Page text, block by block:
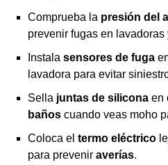
Comprueba la presión del
prevenir fugas en
Instala sensores de fuga
lavadora para evitar
Sella juntas de silicona en
baños cuando veas moho
Coloca el termo eléctrico
para prevenir averías.